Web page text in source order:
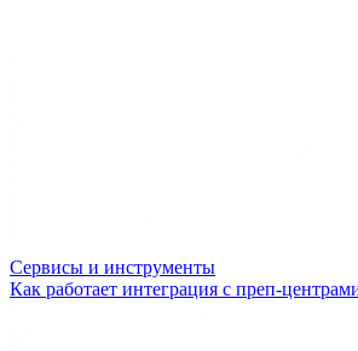
Сервисы и инструменты
Как работает интеграция с преп-